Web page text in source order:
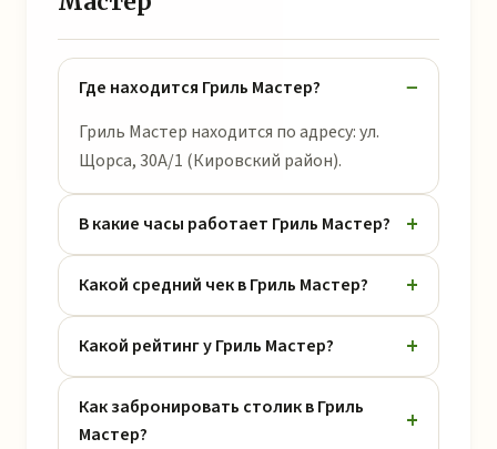
Где находится Гриль Мастер?
Гриль Мастер находится по адресу: ул.
Щорса, 30А/1 (Кировский район).
В какие часы работает Гриль Мастер?
Какой средний чек в Гриль Мастер?
Какой рейтинг у Гриль Мастер?
Как забронировать столик в Гриль
Мастер?